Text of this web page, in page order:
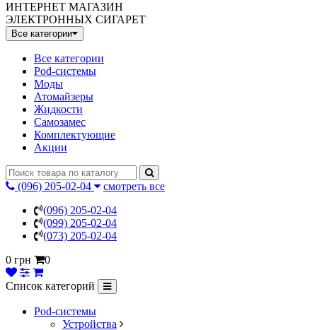
ИНТЕРНЕТ МАГАЗИН
ЭЛЕКТРОННЫХ СИГАРЕТ
Все категории
Все категории
Pod-системы
Моды
Атомайзеры
Жидкости
Самозамес
Комплектующие
Акции
(096) 205-02-04
смотреть все
(096) 205-02-04
(099) 205-02-04
(073) 205-02-04
0 грн
0
Список категорий
Pod-системы
Устройства